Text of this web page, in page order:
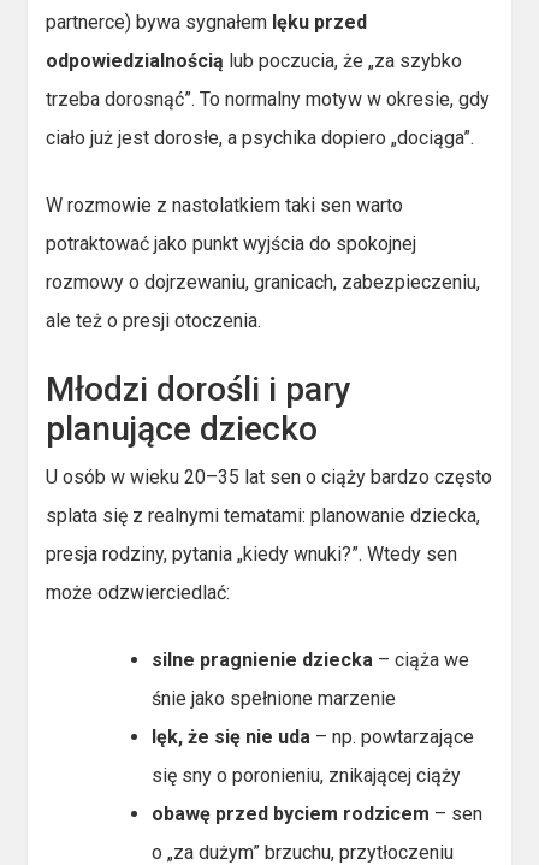
partnerce) bywa sygnałem lęku przed
odpowiedzialnością lub poczucia, że „za szybko
trzeba dorosnąć”. To normalny motyw w okresie, gdy
ciało już jest dorosłe, a psychika dopiero „dociąga”.
W rozmowie z nastolatkiem taki sen warto
potraktować jako punkt wyjścia do spokojnej
rozmowy o dojrzewaniu, granicach, zabezpieczeniu,
ale też o presji otoczenia.
Młodzi dorośli i pary
planujące dziecko
U osób w wieku 20–35 lat sen o ciąży bardzo często
splata się z realnymi tematami: planowanie dziecka,
presja rodziny, pytania „kiedy wnuki?”. Wtedy sen
może odzwierciedlać:
silne pragnienie dziecka – ciąża we
śnie jako spełnione marzenie
lęk, że się nie uda – np. powtarzające
się sny o poronieniu, znikającej ciąży
obawę przed byciem rodzicem – sen
o „za dużym” brzuchu, przytłoczeniu